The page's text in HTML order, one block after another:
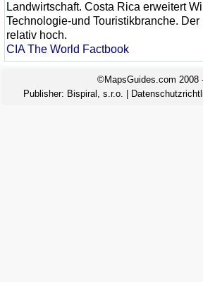
Landwirtschaft. Costa Rica erweitert
Technologie-und Touristikbranche.
relativ hoch.
CIA The World Factbook
©MapsGuides.com 2008
Publisher: Bispiral, s.r.o.